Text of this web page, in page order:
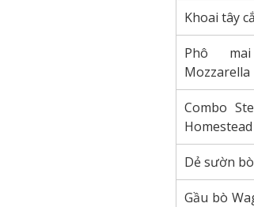
Khoai tây
Phô
Mozzarella
Combo
Homestead
Dẻ sườn
Gầu bò